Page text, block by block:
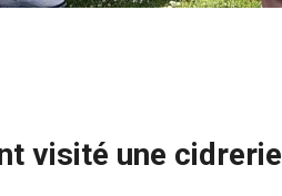
visité une cidrerie